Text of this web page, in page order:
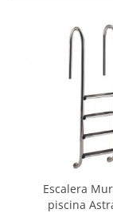
Escalera
piscina